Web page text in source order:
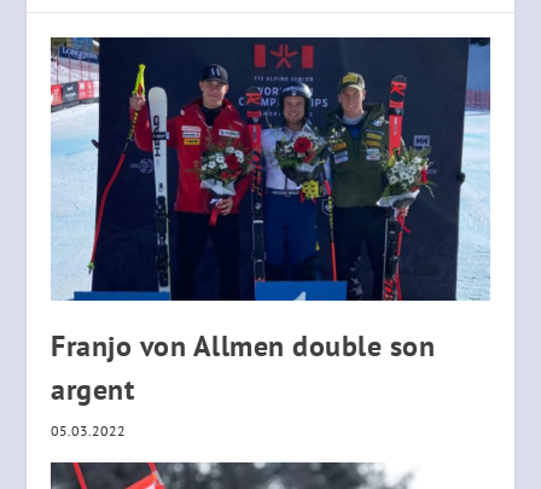
Franjo von Allmen double son
argent
05.03.2022